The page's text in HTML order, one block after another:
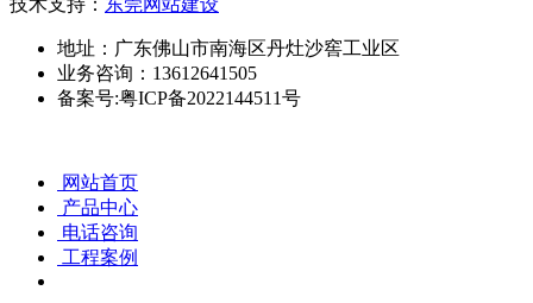
技术支持： 东莞网站建设
地址：广东佛山市南海区丹灶沙窖工业区
业务咨询：13612641505
备案号:粤ICP备2022144511号
网站首页
产品中心
电话咨询
工程案例